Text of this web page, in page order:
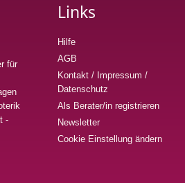
für
-
Links
Hilfe
AGB
Kontakt / Impressum /
Datenschutz
Als Berater/in registrieren
Newsletter
Cookie Einstellung ändern